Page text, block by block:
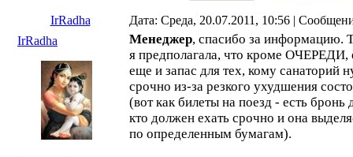
IrRadha
Дата: Среда, 20.07.2011, 10:56 |
IrRadha
Менеджер, спасибо за информацию.
я предполагала, что кроме ОЧЕРЕДИ,
еще и запас для тех, кому санаторий
срочно из-за резкого ухудшения
(вот как билеты на поезд - есть бронь
кто должен ехать срочно и она
по определенным бумагам).